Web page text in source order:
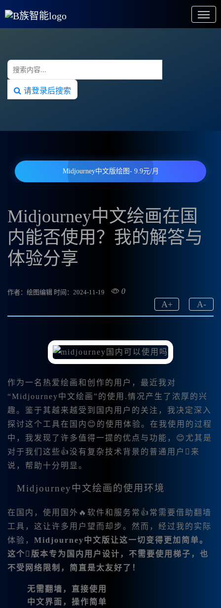
请登录后搜索
Midjourney中文版绘图- 9.9元/月
Midjourney中文绘画在国
内能否使用？我的解答与
体验分享
作者：绘图编辑 时间：2024-11-19 0
A-
A+
作为一名热爱绘画和创作的用户，最近我对
“Midjourney中文绘画”的使用.情况产生了浓厚的兴
趣。鉴于其越来越受到国内用户的关注，我决定深入
探讨这个工具在国内😊的使用体验。在我使用的过程
中，我发现了许多值得一提的优点与功能，😊尤其是
对于我们这些👍没有复杂技术背景的普通用户来
说，帮助十分明显。
Midjourney中文绘画的使用环境
在国内，使用国外🔥软件和服务常👍常需要借助翻墙
工具，这让许多用户望而却步。然而，经过我的实际
体验， Midjourney中文版让这一切变得更加简单。
这个版本专为国内用户设计，不需要使用梯子，也
不受网络限制，简直是太友好了！
无需翻墙 ，直接使用
中文界面 ，操作简单